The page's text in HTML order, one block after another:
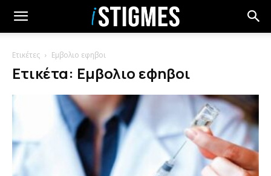
Ετικέτες Εμβολιο εφηβοι
Ετικέτα: Εμβολιο εφηβοι